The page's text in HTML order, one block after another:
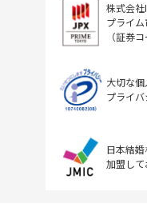
株式会
プライム
（証券
大切な
プライバ
日本結
加盟して